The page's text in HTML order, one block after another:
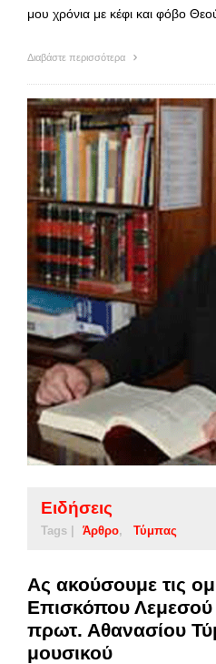
μου χρόνια με κέφι και φόβο
Διαβάστε περισσότερα
Ειδήσεις
Tags | Άρθρο Τύμπας
Ας ακούσουμε τις
Επισκόπου
πρωτ. Αθανασίου
μουσικού